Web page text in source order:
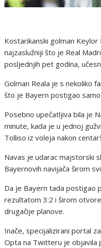
Kostarikanski golman
najzaslužniji što je Real
posljednjih pet godina,
Golman Reala je s nekoliko
što je Bayern postigao
Posebno upečatljiva bila je
minute, kada je u jednoj
Tolliso iz voleja nakon
Navas je udarac majstorski
Bayernovih navijača širom
Da je Bayern tada postigao
rezultatom 3:2 i širom
drugačije planove.
Inače, specijalizirani portal
Opta na Twitteru je objavila